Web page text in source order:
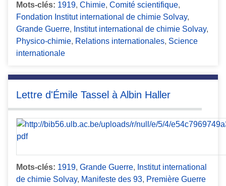
Mots-clés: 1919, Chimie, Comité scientifique,
Fondation Institut international de chimie Solvay,
Grande Guerre, Institut international de chimie Solvay,
Physico-chimie, Relations internationales, Science
internationale
Lettre d'Émile Tassel à Albin Haller
Mots-clés: 1919, Grande Guerre, Institut international
de chimie Solvay, Manifeste des 93, Première Guerre